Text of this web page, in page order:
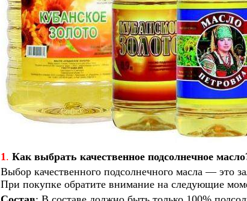
1. Как выбрать качественное подсолнечное
Выбор качественного подсолнечного масла — это
При покупке обратите внимание на следующие